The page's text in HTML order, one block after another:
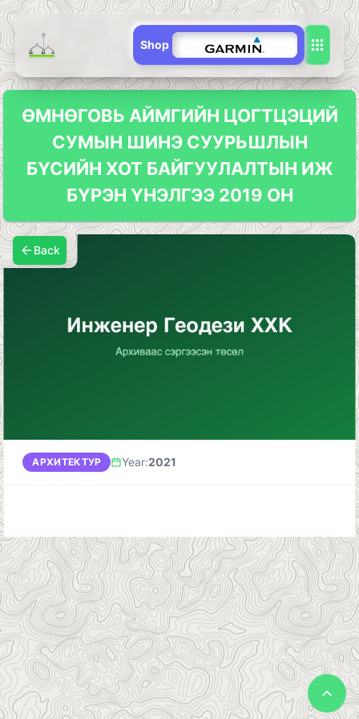
Shop
ӨМНӨГОВЬ АЙМГИЙН ЦОГТЦЭЦИЙ
СУМЫН ШИНЭ СУУРЬШЛЫН
БҮСИЙН ХОТ БАЙГУУЛАЛТЫН ИЖ
БҮРЭН ҮНЭЛГЭЭ 2019 ОН
Back
АРХИТЕКТУР Year:2021